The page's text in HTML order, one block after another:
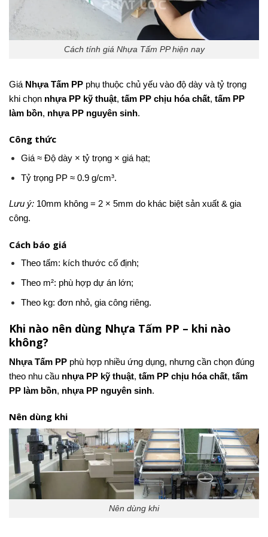
Cách tính giá Nhựa Tấm PP hiện nay
Giá Nhựa Tấm PP phụ thuộc chủ yếu vào độ dày và tỷ trọng
khi chọn nhựa PP kỹ thuật, tấm PP chịu hóa chất, tấm PP
làm bồn, nhựa PP nguyên sinh.
Công thức
Giá ≈ Độ dày × tỷ trọng × giá hạt;
Tỷ trọng PP ≈ 0.9 g/cm³.
Lưu ý: 10mm không = 2 × 5mm do khác biệt sản xuất & gia
công.
Cách báo giá
Theo tấm: kích thước cố định;
Theo m²: phù hợp dự án lớn;
Theo kg: đơn nhỏ, gia công riêng.
Khi nào nên dùng Nhựa Tấm PP – khi nào
không?
Nhựa Tấm PP phù hợp nhiều ứng dụng, nhưng cần chọn đúng
theo nhu cầu nhựa PP kỹ thuật, tấm PP chịu hóa chất, tấm
PP làm bồn, nhựa PP nguyên sinh.
Nên dùng khi
Nên dùng khi